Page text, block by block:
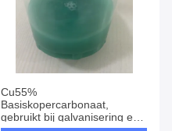
Cu55%
Basiskopercarbonaat,
gebruikt bij galvanisering en